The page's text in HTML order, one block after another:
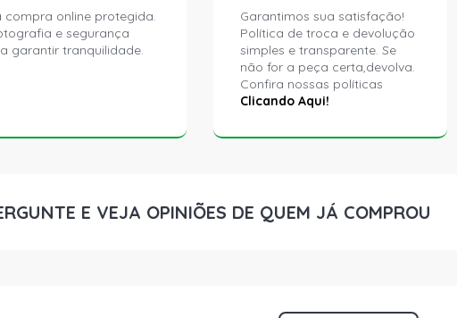
CORSA SEDAN
FLEXPOWER FLEX
MANUAL, FREIO SEM
MERIVA JOY
MERIVA STD MINIVAN
2004) CAMBIO
compra online protegida.
e segurança
garantir tranquilidade.
Garantimos sua satisfação!
Política de troca e devolução
simples e transparente. Se
não for a peça certa,devolva.
Confira nossas políticas
Clicando Aqui!
E VEJA OPINIÕES DE QUEM JÁ COMPROU